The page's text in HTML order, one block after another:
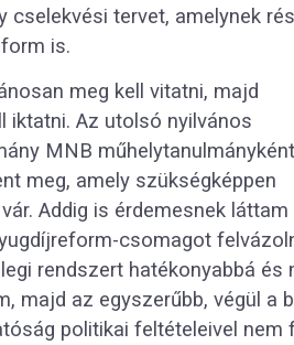
cselekvési tervet, amelynek
is.
meg kell vitatni, majd
iktatni. Az utolsó nyilvános
MNB műhelytanulmányként
meg, amely szükségképpen
Addig is érdemesnek láttam
csomagot
rendszert hatékonyabbá
majd az egyszerűbb, végül
politikai feltételeivel nem